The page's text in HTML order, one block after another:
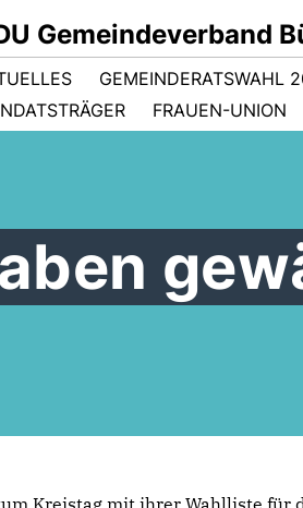
Gemeindeverband
GEMEINDERATSWAHL
FRAUEN-UNION
Kreistag mit ihrer Wahlliste